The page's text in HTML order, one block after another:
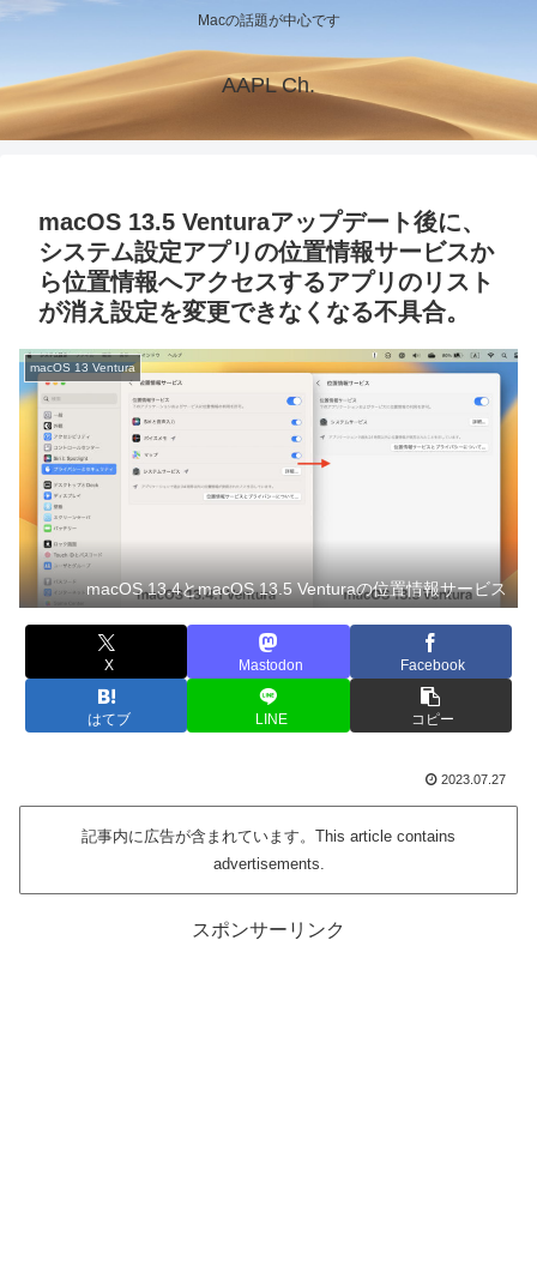
Macの話題が中心です
AAPL Ch.
macOS 13.5 Venturaアップデート後に、
システム設定アプリの位置情報サービスか
ら位置情報へアクセスするアプリのリスト
が消え設定を変更できなくなる不具合。
macOS 13 Ventura
macOS 13.4とmacOS 13.5 Venturaの位置情報サービス
X Mastodon Facebook
はてブ LINE コピー
2023.07.27
記事内に広告が含まれています。This article contains
advertisements.
スポンサーリンク